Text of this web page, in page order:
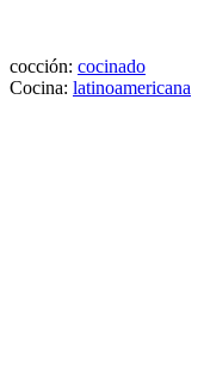
cocción: cocinado
Cocina: latinoamericana